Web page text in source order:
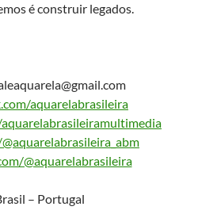
é construir legados.
aquarelabrasileira
@aquarelabrasileira
– Portugal